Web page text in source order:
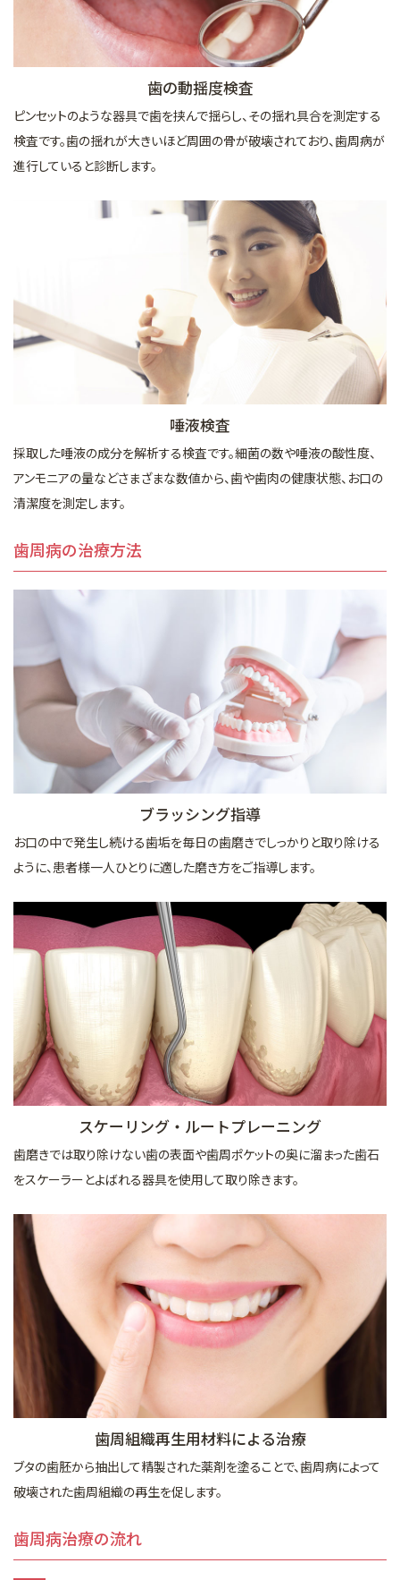
歯の動揺度検査
ピンセットのような器具で歯を挟んで揺らし、その揺れ具合を測定する
検査です。歯の揺れが大きいほど周囲の骨が破壊されており、歯周病が
進行していると診断します。
唾液検査
採取した唾液の成分を解析する検査です。細菌の数や唾液の酸性度、
アンモニアの量などさまざまな数値から、歯や歯肉の健康状態、お口の
清潔度を測定します。
歯周病の治療方法
ブラッシング指導
お口の中で発生し続ける歯垢を毎日の歯磨きでしっかりと取り除ける
ように、患者様一人ひとりに適した磨き方をご指導します。
スケーリング・ルートプレーニング
歯磨きでは取り除けない歯の表面や歯周ポケットの奥に溜まった歯石
をスケーラーとよばれる器具を使用して取り除きます。
歯周組織再生用材料による治療
ブタの歯胚から抽出して精製された薬剤を塗ることで、歯周病によって
破壊された歯周組織の再生を促します。
歯周病治療の流れ